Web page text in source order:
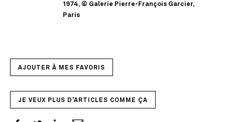
1974, © Galerie Pierre-François Garcier,
Paris
AJOUTER À MES FAVORIS
JE VEUX PLUS D'ARTICLES COMME ÇA